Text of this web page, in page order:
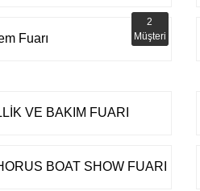
Fuarı
2
Müşteri
VE BAKIM FUARI
BOAT SHOW FUARI